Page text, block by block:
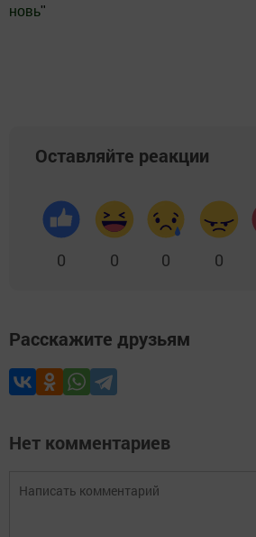
новь"
Оставляйте реакции
0 0 0 0
Расскажите друзьям
Нет комментариев